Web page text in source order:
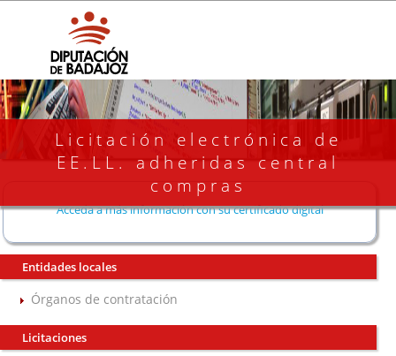
Licitación electrónica de
EE.LL. adheridas central
compras
Acceda a más información con su certificado digital
Entidades locales
Órganos de contratación
Licitaciones